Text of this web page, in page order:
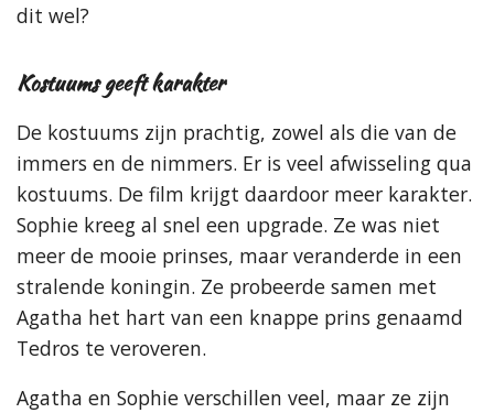
dit wel?
Kostuums geeft karakter
De kostuums zijn prachtig, zowel als die van de
immers en de nimmers. Er is veel afwisseling qua
kostuums. De film krijgt daardoor meer karakter.
Sophie kreeg al snel een upgrade. Ze was niet
meer de mooie prinses, maar veranderde in een
stralende koningin. Ze probeerde samen met
Agatha het hart van een knappe prins genaamd
Tedros te veroveren.
Agatha en Sophie verschillen veel, maar ze zijn